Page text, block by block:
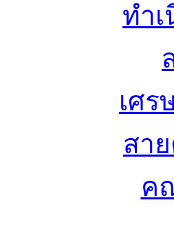
ทำ
เศร
สา
ค